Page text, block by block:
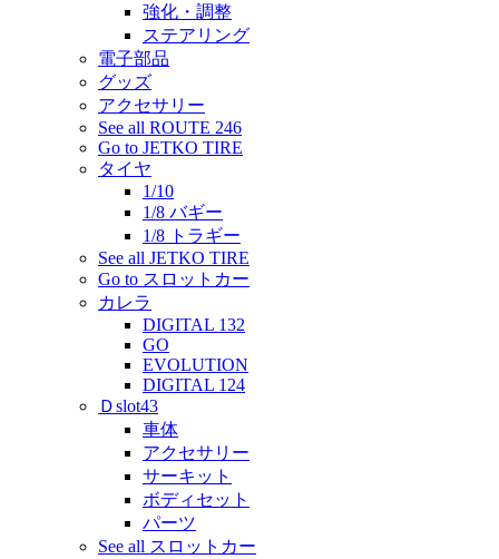
強化・調整
ステアリング
電子部品
グッズ
アクセサリー
See all ROUTE 246
Go to JETKO TIRE
タイヤ
1/10
1/8 バギー
1/8 トラギー
See all JETKO TIRE
Go to スロットカー
カレラ
DIGITAL 132
GO
EVOLUTION
DIGITAL 124
Ｄslot43
車体
アクセサリー
サーキット
ボディセット
パーツ
See all スロットカー